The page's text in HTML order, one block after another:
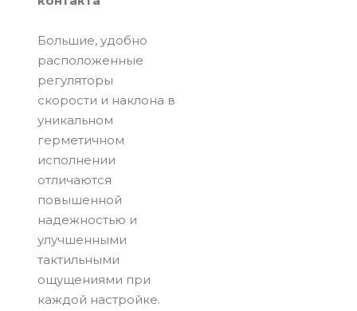
Большие, удобно
расположенные
регуляторы
скорости и наклона в
уникальном
герметичном
исполнении
отличаются
повышенной
надежностью и
улучшенными
тактильными
ощущениями при
каждой настройке.